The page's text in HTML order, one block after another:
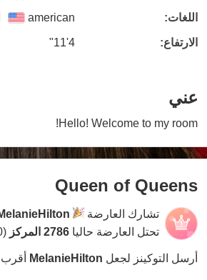
اللغات:
american
الارتفاع: 4'11"
عني
Hello! Welcome to my room!
Queen of Queens
تشارك العارضة
تحتل العارضة حاليا 2786 المركز (0 نقطة).
أرسل التوكينز لجعل MelanieHilton